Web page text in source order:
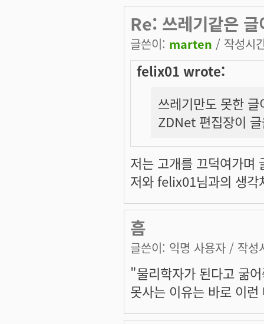
Re: 쓰레기같은
글쓴이: marten / 작성시
felix01 wrote:
쓰레기만도 못한
ZDNet 편집장이
저는 고개를 끄덕여가며
저와 felix01님과의 생각
흠
글쓴이: 익명 사용자 / 작성
"물리학자가 된다고 굶
못사는 이유는 바로 이